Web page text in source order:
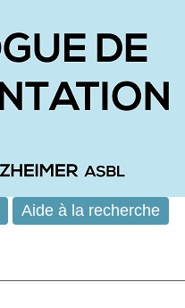
Aide à la recherche